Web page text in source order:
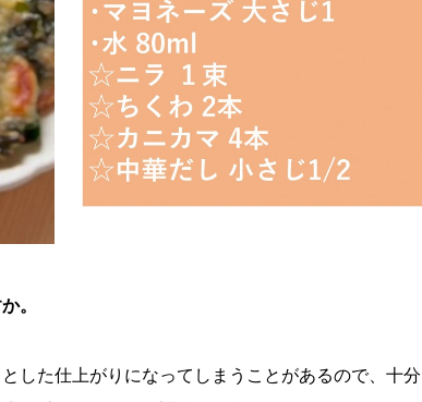
。
した仕上がりになってしまうことがあるので、十分